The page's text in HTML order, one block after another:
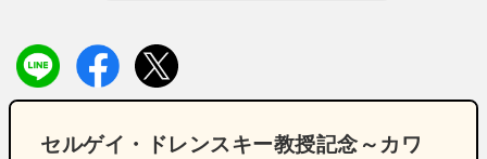
セルゲイ・ドレンスキー教授記念～カワ